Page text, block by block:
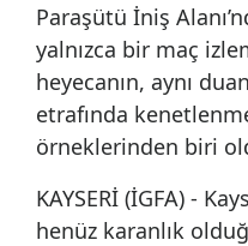
Paraşütü İniş
yalnızca bir maç
heyecanın, aynı
etrafında
örneklerinden biri
KAYSERİ (İGFA) -
henüz karanlık